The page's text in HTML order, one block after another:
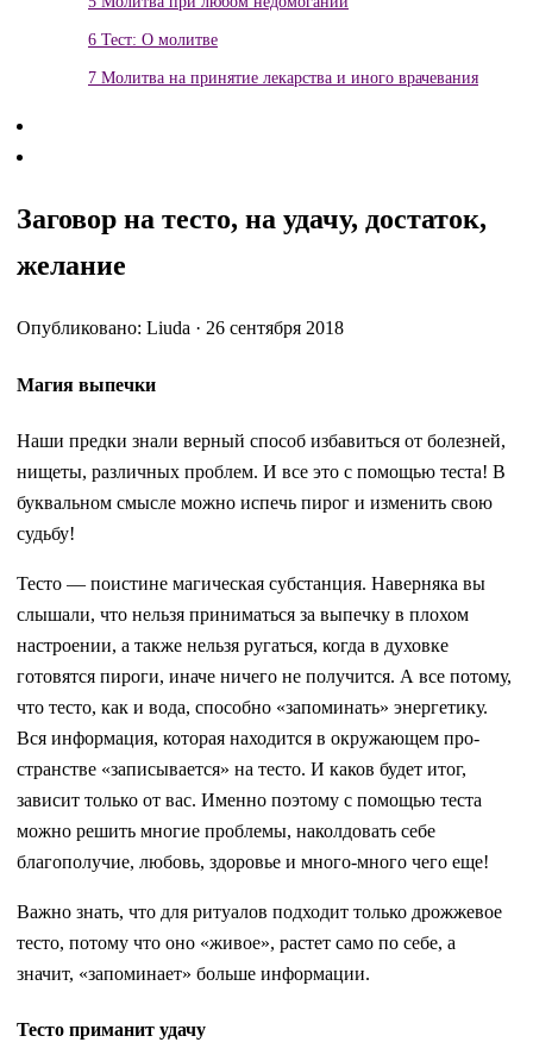
6 Тест: О молитве
7 Молитва на принятие лекарства и иного врачевания
Заговор на тесто, на удачу, достаток,
желание
Опубликовано: Liuda · 26 сентября 2018
Магия выпечки
Наши предки знали верный способ избавиться от болезней,
нищеты, различных проблем. И все это с помощью теста! В
буквальном смысле можно испечь пирог и изменить свою
судьбу!
Тесто — поистине магическая суб­станция. Наверняка вы
слыша­ли, что нельзя приниматься за вы­печку в плохом
настроении, а так­же нельзя ругаться, когда в духовке
готовятся пироги, иначе ничего не получится. А все потому,
что тесто, как и вода, способно «запоминать» энергетику.
Вся информация, кото­рая находится в окружающем про­
странстве «записывается» на тесто. И каков будет итог,
зависит только от вас. Именно поэтому с помощью теста
можно решить многие пробле­мы, наколдовать себе
благополучие, любовь, здоровье и много-много чего еще!
Важно знать, что для ритуалов подходит только дрожжевое
тесто, потому что оно «живое», растет само по себе, а
значит, «запоминает» больше информации.
Тесто приманит удачу